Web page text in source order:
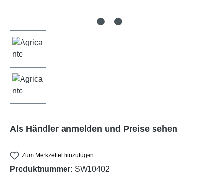
Als Händler anmelden und Preise sehen
Zum Merkzettel hinzufügen
Produktnummer: SW10402